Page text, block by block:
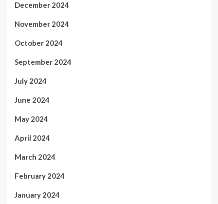
December 2024
November 2024
October 2024
September 2024
July 2024
June 2024
May 2024
April 2024
March 2024
February 2024
January 2024